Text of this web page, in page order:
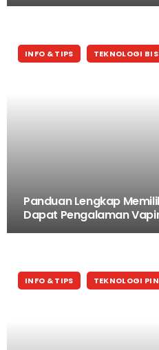
INFO & TIPS TEKNOLOGI
Panduan Lengkap
Dapat Pengalaman
INFO & TIPS TEKNOLOGI